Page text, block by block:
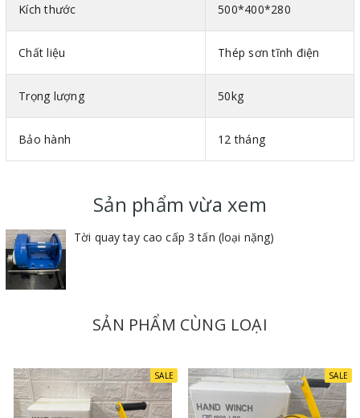
2. Quy tắc an toàn khi sử dụng tời quay tay cao cấp
Lắp đầy đủ các vị trí bắt chân đế để đảm bảo độ chắc
Kiểm tra kỹ các tính năng hoạt động của các bộ phận
trên máy, sau khi ổn định mới cho máy hoạt động.
Kích thước 500*400*280
Chất liệu Thép sơn tĩnh điện
Trọng lượng 50kg
Bảo hành 12 tháng
Sản phẩm vừa xem
Tời quay tay cao cấp 3 tấn (loại nặng)
SẢN PHẨM CÙNG LOẠI
SALE SALE